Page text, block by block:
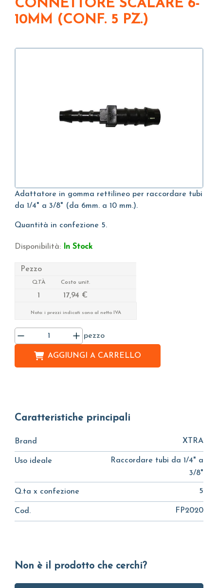
CONNETTORE SCALARE 6-
10MM (CONF. 5 PZ.)
Adattatore in gomma rettilineo per raccordare tubi
da 1/4" a 3/8" (da 6mm. a 10 mm.).
Quantità in confezione 5.
Disponibilità: In Stock
Pezzo
Q.TÀ Costo unit.
1 17,94 €
Nota: i prezzi indicati sono al netto IVA
pezzo
AGGIUNGI A CARRELLO
Caratteristiche principali
Brand XTRA
Uso ideale
Raccordare tubi da 1/4" a
3/8"
Q.ta x confezione 5
Cod. FP2020
Non è il prodotto che cerchi?